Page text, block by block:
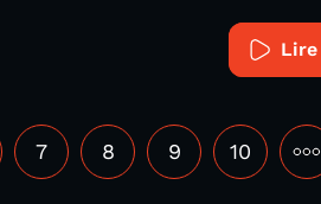
Lire
7 8 9 10 •••